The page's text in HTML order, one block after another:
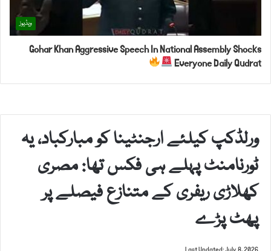
ویڈیوز
Gohar Khan Aggressive Speech In National Assembly Shocks
Everyone Daily Qudrat